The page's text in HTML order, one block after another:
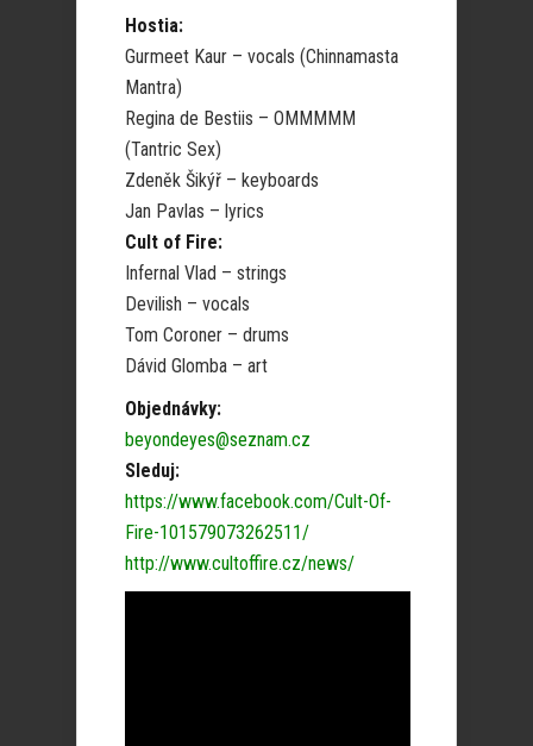
Hostia:
Gurmeet Kaur – vocals (Chinnamasta
Mantra)
Regina de Bestiis – OMMMMM
(Tantric Sex)
Zdeněk Šikýř – keyboards
Jan Pavlas – lyrics
Cult of Fire:
Infernal Vlad – strings
Devilish – vocals
Tom Coroner – drums
Dávid Glomba – art
Objednávky:
beyondeyes@seznam.cz
Sleduj:
https://www.facebook.com/Cult-Of-
Fire-101579073262511/
http://www.cultoffire.cz/news/